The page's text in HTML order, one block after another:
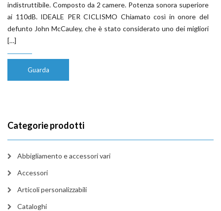
indistruttibile. Composto da 2 camere. Potenza sonora superiore
ai 110dB. IDEALE PER CICLISMO Chiamato così in onore del
defunto John McCauley, che è stato considerato uno dei migliori
[…]
Guarda
Categorie prodotti
Abbigliamento e accessori vari
Accessori
Articoli personalizzabili
Cataloghi